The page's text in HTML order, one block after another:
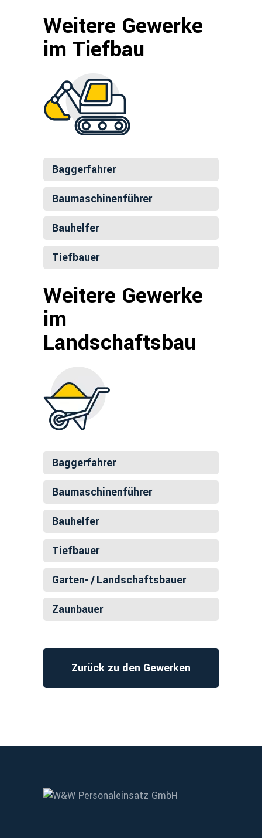
Weitere Gewerke
im Tiefbau
Baggerfahrer
Baumaschinenführer
Bauhelfer
Tiefbauer
Weitere Gewerke
im
Landschaftsbau
Baggerfahrer
Baumaschinenführer
Bauhelfer
Tiefbauer
Garten- / Landschaftsbauer
Zaunbauer
Zurück zu den Gewerken